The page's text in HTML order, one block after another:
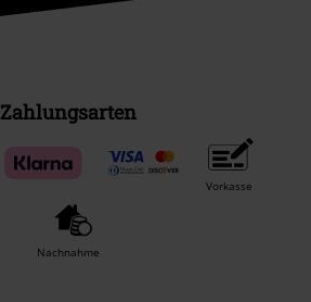
Zahlungsarten
Vorkasse
Nachnahme